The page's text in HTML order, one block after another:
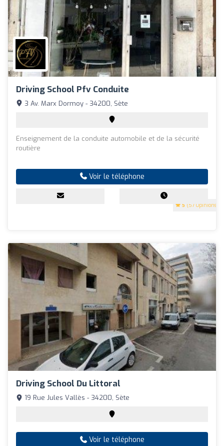
Driving School Pfv Conduite
5 (57 Opinions)
3 Av. Marx Dormoy - 34200, Sète
Enseignement de la conduite automobile et de la sécurité
routière
Voir le téléphone
Driving School Du Littoral
19 Rue Jules Vallès - 34200, Sète
Voir le téléphone